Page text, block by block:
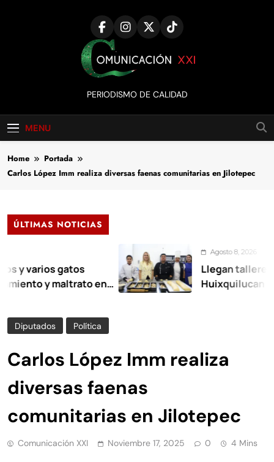
Comunicación
XXI
PERIODISMO DE CALIDAD
MENU
Home
Portada
Carlos López Imm realiza diversas faenas comunitarias en Jilotepec
ÚLTIMAS NOTICIAS
gatos
y maltrato en
Agosto 8, 2026
Llegan talleres de
Huixquilucan
Diputados Política
Carlos López Imm realiza
diversas faenas
comunitarias en Jilotepec
Comunicación XXI Noviembre 17, 2025 0 4 Mins